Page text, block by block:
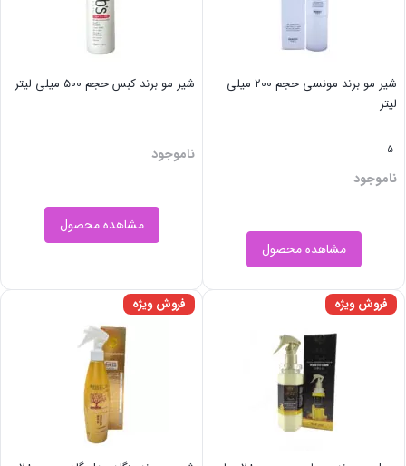
شیر مو برند مونسی حجم 200 میلی
لیتر
5
ناموجود
مشاهده محصول
شیر مو برند کبس حجم 500 میلی لیتر
ناموجود
مشاهده محصول
فروش ویژه فروش ویژه